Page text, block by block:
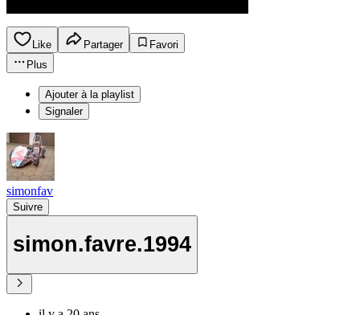
Like Partager
Favori
Plus
Ajouter à la playlist
Signaler
simonfav
Suivre
simon.favre.1994